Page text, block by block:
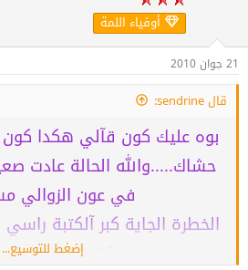
أوفياء اللمة
21 جوان 2010
قال sendrine:
بوه عليك كون قآلي هكدا
حشاك.....والله الحالة عادت
في عون الزوالي
الخطرة الجاية كبر آلكتبة
بكتيبتك.....مرسي
إضغط للتوسيع...